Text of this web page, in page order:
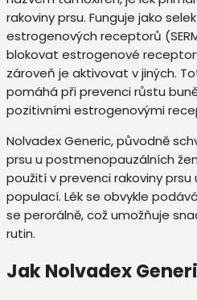
rakoviny prsu. Funguje jako
estrogenových receptorů
blokovat estrogenové
zároveň je aktivovat v jiných.
pomáhá při prevenci růstu
pozitivními estrogenovými
Nolvadex Generic, původně
prsu u postmenopauzálních
použití v prevenci rakoviny prsu
populací. Lék se obvykle
se perorálně, což umožňuje
rutin.
Jak Nolvadex